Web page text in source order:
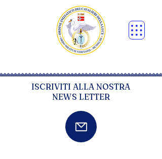
ISCRIVITI ALLA NOSTRA
NEWS LETTER